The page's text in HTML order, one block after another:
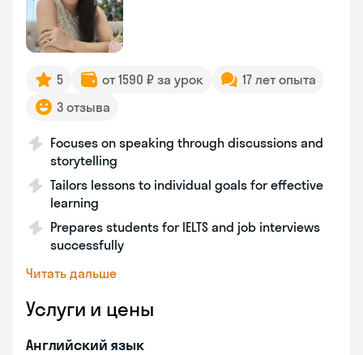
5 от 1590 ₽ за урок
17 лет опыта
3 отзыва
Focuses on speaking through discussions and
storytelling
Tailors lessons to individual goals for effective
learning
Prepares students for IELTS and job interviews
successfully
Читать дальше
Услуги и цены
Английский язык